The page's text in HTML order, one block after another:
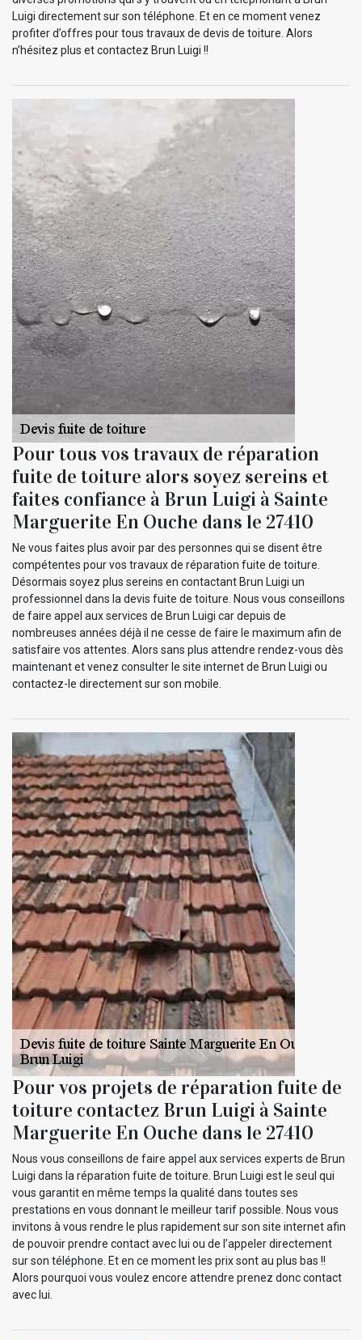
Luigi directement sur son téléphone. Et en ce moment venez
profiter d’offres pour tous travaux de devis de toiture. Alors
n’hésitez plus et contactez Brun Luigi !!
Pour tous vos travaux de réparation
fuite de toiture alors soyez sereins et
faites confiance à Brun Luigi à Sainte
Marguerite En Ouche dans le 27410
Ne vous faites plus avoir par des personnes qui se disent être
compétentes pour vos travaux de réparation fuite de toiture.
Désormais soyez plus sereins en contactant Brun Luigi un
professionnel dans la devis fuite de toiture. Nous vous conseillons
de faire appel aux services de Brun Luigi car depuis de
nombreuses années déjà il ne cesse de faire le maximum afin de
satisfaire vos attentes. Alors sans plus attendre rendez-vous dès
maintenant et venez consulter le site internet de Brun Luigi ou
contactez-le directement sur son mobile.
Pour vos projets de réparation fuite de
toiture contactez Brun Luigi à Sainte
Marguerite En Ouche dans le 27410
Nous vous conseillons de faire appel aux services experts de Brun
Luigi dans la réparation fuite de toiture. Brun Luigi est le seul qui
vous garantit en même temps la qualité dans toutes ses
prestations en vous donnant le meilleur tarif possible. Nous vous
invitons à vous rendre le plus rapidement sur son site internet afin
de pouvoir prendre contact avec lui ou de l’appeler directement
sur son téléphone. Et en ce moment les prix sont au plus bas !!
Alors pourquoi vous voulez encore attendre prenez donc contact
avec lui.